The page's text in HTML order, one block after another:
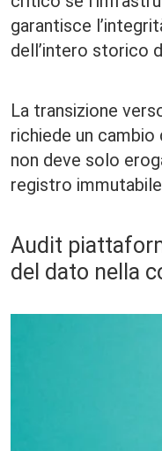
garantisce
dell’intero storico
La transizione
richiede un
non deve solo
registro
Audit
del dato nella